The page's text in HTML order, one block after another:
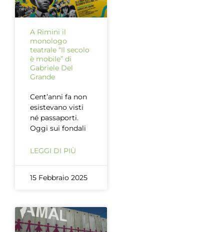
A Rimini il
monologo
teatrale “Il secolo
è mobile” di
Gabriele Del
Grande
Cent’anni fa non
esistevano visti
né passaporti.
Oggi sui fondali
LEGGI DI PIÙ
15 Febbraio 2025